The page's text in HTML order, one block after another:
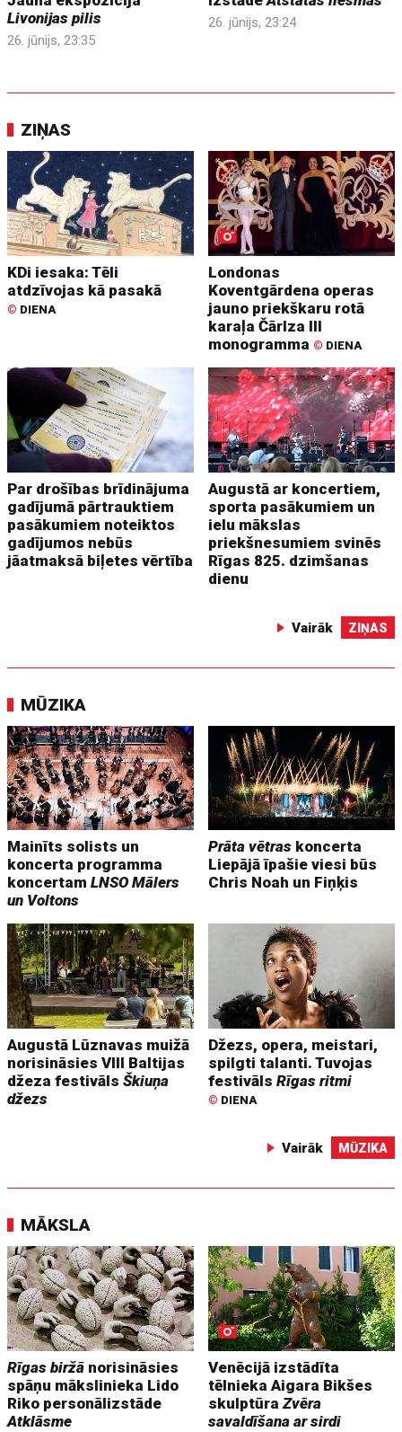
Livonijas pilis
26. jūnijs, 23:35
26. jūnijs, 23:24
ZIŅAS
KDi iesaka: Tēli
atdzīvojas kā pasakā
© DIENA
Londonas
Koventgārdena operas
jauno priekškaru rotā
karaļa Čārlza III
monogramma © DIENA
Par drošības brīdinājuma
gadījumā pārtrauktiem
pasākumiem noteiktos
gadījumos nebūs
jāatmaksā biļetes vērtība
Augustā ar koncertiem,
sporta pasākumiem un
ielu mākslas
priekšnesumiem svinēs
Rīgas 825. dzimšanas
dienu
Vairāk ZIŅAS
MŪZIKA
Mainīts solists un
koncerta programma
koncertamLNSO Mālers
un Voltons
Prāta vētras koncerta
Liepājā īpašie viesi būs
Chris Noah un Fiņķis
Augustā Lūznavas muižā
norisināsies VIII Baltijas
džeza festivālsŠkiuņa
džezs
Džezs, opera, meistari,
spilgti talanti. Tuvojas
festivālsRīgas ritmi
© DIENA
Vairāk MŪZIKA
MĀKSLA
Rīgas biržā norisināsies
spāņu mākslinieka Lido
Riko personālizstāde
Atklāsme
Venēcijā izstādīta
tēlnieka Aigara Bikšes
skulptūraZvēra
savaldīšana ar sirdi